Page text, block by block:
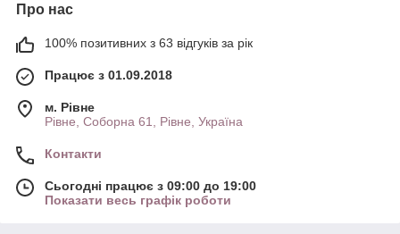
Про нас
100% позитивних з 63 відгуків за рік
Працює з 01.09.2018
м. Рівне
Рівне, Соборна 61, Рівне, Україна
Контакти
Сьогодні працює з 09:00 до 19:00
Показати весь графік роботи